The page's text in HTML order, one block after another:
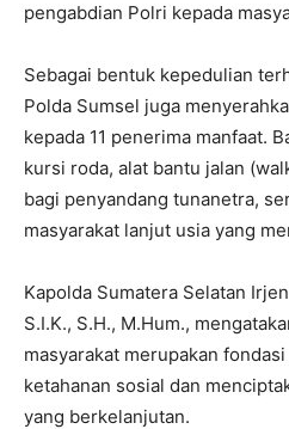
pengabdian Polri kepada
Sebagai bentuk kepedulian
Polda Sumsel juga
kepada 11 penerima manfaat.
kursi roda, alat bantu jalan
bagi penyandang tunanetra,
masyarakat lanjut usia yang
Kapolda Sumatera Selatan
S.I.K., S.H., M.Hum.,
masyarakat merupakan
ketahanan sosial dan
yang berkelanjutan.